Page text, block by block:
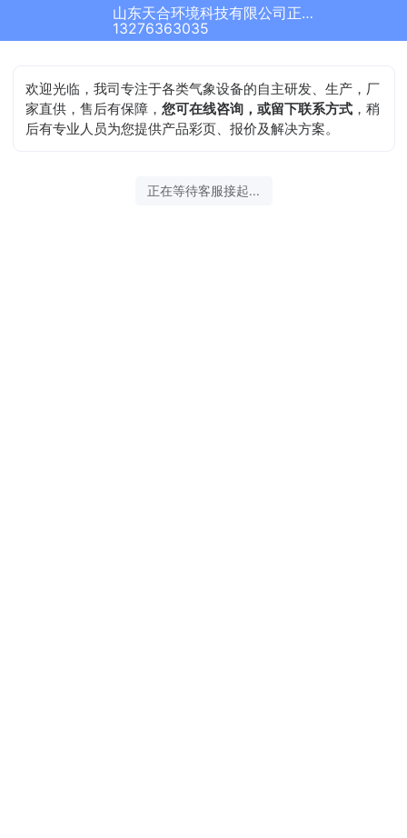
山东天合环境科技有限公司正在为您服务
13276363035
欢迎光临，我司专注于各类气象设备的自主研发、生产，厂
家直供，售后有保障，您可在线咨询，或留下联系方式 ，稍
后有专业人员为您提供产品彩页、报价及解决方案。
正在等待客服接起...